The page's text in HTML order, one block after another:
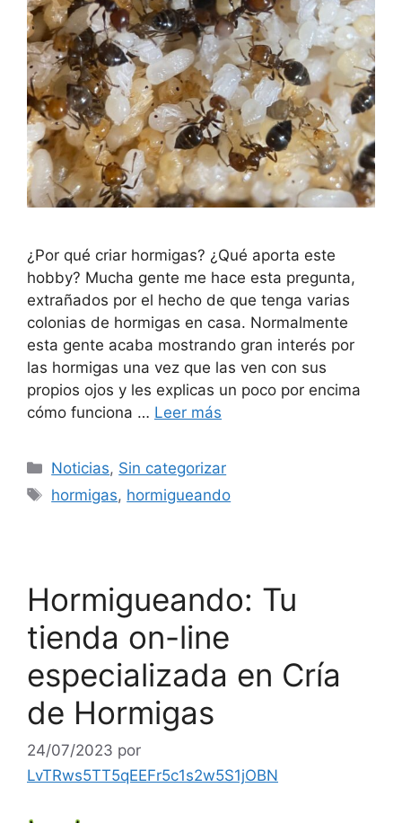
¿Por qué criar hormigas? ¿Qué aporta este
hobby? Mucha gente me hace esta pregunta,
extrañados por el hecho de que tenga varias
colonias de hormigas en casa. Normalmente
esta gente acaba mostrando gran interés por
las hormigas una vez que las ven con sus
propios ojos y les explicas un poco por encima
cómo funciona … Leer más
Noticias, Sin categorizar
hormigas, hormigueando
Hormigueando: Tu
tienda on-line
especializada en Cría
de Hormigas
24/07/2023 por
LvTRws5TT5qEEFr5c1s2w5S1jOBN